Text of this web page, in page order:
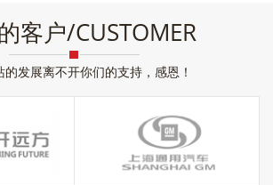
客户/CUSTOMER
的发展离不开你们的支持，感恩！